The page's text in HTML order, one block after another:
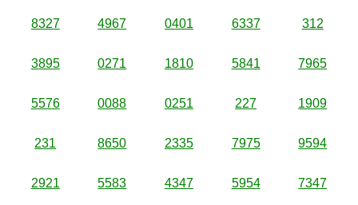
8327 4967 0401 6337 312
3895 0271 1810 5841 7965
5576 0088 0251 227 1909
231 8650 2335 7975 9594
2921 5583 4347 5954 7347